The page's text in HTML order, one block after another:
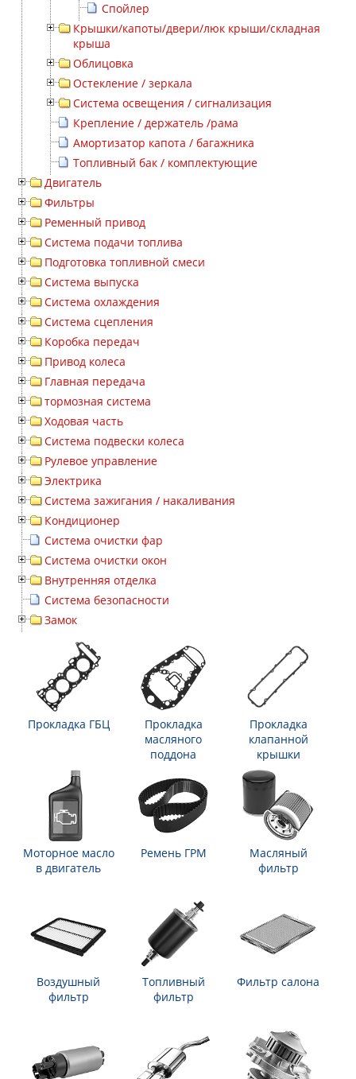
Спойлер
Крышки/капоты/двери/люк крыши/складная
крыша
Облицовка
Остекление / зеркала
Система освещения / сигнализация
Крепление / держатель /рама
Амортизатор капота / багажника
Топливный бак / комплектующие
Двигатель
Фильтры
Ременный привод
Система подачи топлива
Подготовка топливной смеси
Система выпуска
Система охлаждения
Система сцепления
Коробка передач
Привод колеса
Главная передача
тормозная система
Ходовая часть
Система подвески колеса
Рулевое управление
Электрика
Система зажигания / накаливания
Кондиционер
Система очистки фар
Система очистки окон
Внутренняя отделка
Система безопасности
Замок
Прокладка ГБЦ
Прокладка
масляного
поддона
Прокладка
клапанной
крышки
Моторное масло
в двигатель
Ремень ГРМ
Масляный
фильтр
Воздушный
фильтр
Топливный
фильтр
Фильтр салона